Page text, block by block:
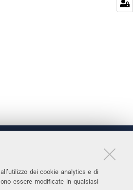
dei cookie analytics e di
essere modificate in qualsiasi
dati personali